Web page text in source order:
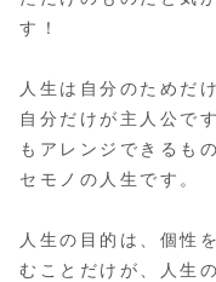
す！
人生は自分のためだ
自分だけが主人公で
もアレンジできるも
セモノの人生です。
人生の目的は、個性
むことだけが、人生